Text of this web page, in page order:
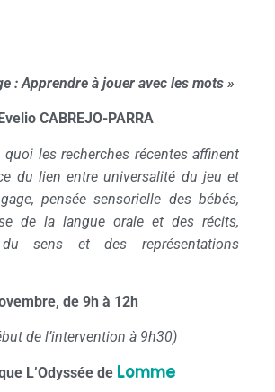
: Apprendre à jouer avec les mots »
Evelio CABREJO-PARRA
les recherches récentes affinent
du lien entre universalité du jeu et
pensée sensorielle des bébés,
de la langue orale et des récits,
du sens et des représentations
de 9h à 12h
de l’intervention à 9h30)
L’Odyssée de Lomme